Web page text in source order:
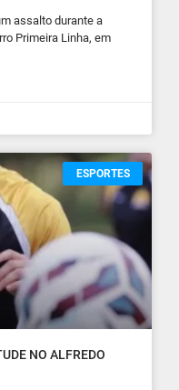
assalto durante a
Primeira Linha, em
ESPORTES
NO ALFREDO